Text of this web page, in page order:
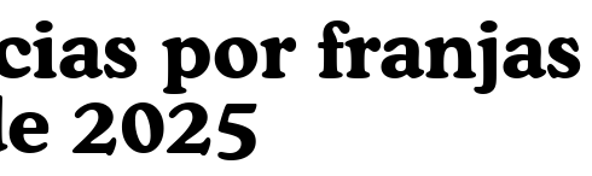
por
2025